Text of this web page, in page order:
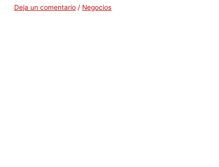
Deja un comentario / Negocios